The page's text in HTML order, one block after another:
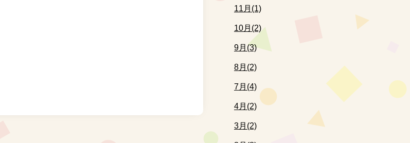
11月(1)
10月(2)
9月(3)
8月(2)
7月(4)
4月(2)
3月(2)